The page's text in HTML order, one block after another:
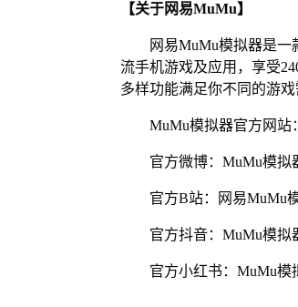
【关于网易MuMu】
网易MuMu模拟器是
流手机游戏及应用，享受
多样功能满足你不同的游
MuMu模拟器官方网站
官方微博：MuMu模拟
官方B站：网易MuMu
官方抖音：MuMu模拟
官方小红书：MuMu模